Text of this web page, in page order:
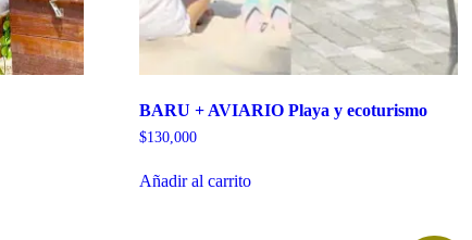
BARU + AVIARIO Playa y ecoturismo
$130,000
Añadir al carrito